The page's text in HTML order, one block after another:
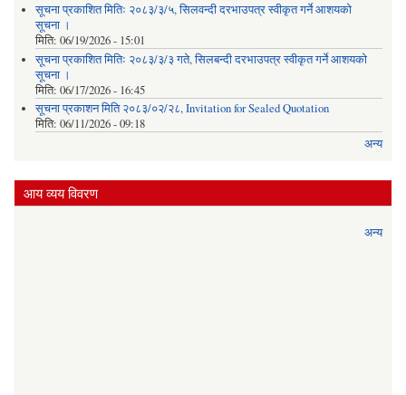
सूचना प्रकाशित मितिः २०८३/३/५, सिलवन्दी दरभाउपत्र स्वीकृत गर्ने आशयको
सूचना ।
मिति: 06/19/2026 - 15:01
सूचना प्रकाशित मितिः २०८३/३/३ गते, सिलबन्दी दरभाउपत्र स्वीकृत गर्ने आशयको
सूचना ।
मिति: 06/17/2026 - 16:45
सूचना प्रकाशन मिति २०८३/०२/२८, Invitation for Sealed Quotation
मिति: 06/11/2026 - 09:18
अन्य
आय व्यय विवरण
अन्य